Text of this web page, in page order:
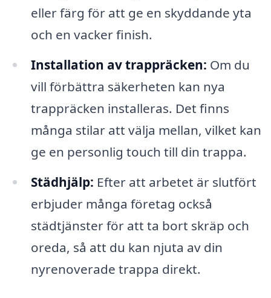
eller färg för att ge en skyddande yta
och en vacker finish.
Installation av trappräcken: Om du
vill förbättra säkerheten kan nya
trappräcken installeras. Det finns
många stilar att välja mellan, vilket kan
ge en personlig touch till din trappa.
Städhjälp: Efter att arbetet är slutfört
erbjuder många företag också
städtjänster för att ta bort skräp och
oreda, så att du kan njuta av din
nyrenoverade trappa direkt.